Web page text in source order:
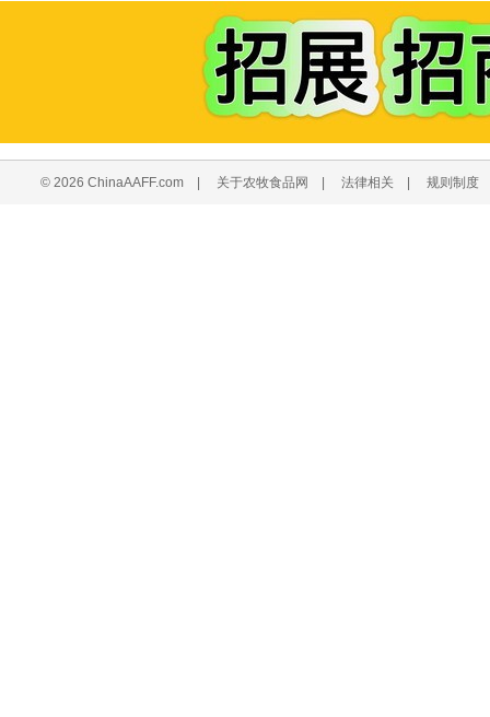
© 2026 ChinaAAFF.com 关于农牧食品网 法律相关 规则制度